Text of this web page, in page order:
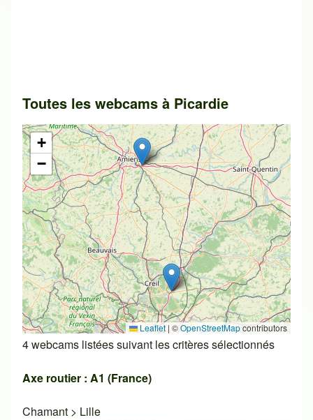
Toutes les webcams à Picardie
+
−
Leaflet | ©OpenStreetMapcontributors
4 webcams listées suivant les critères sélectionnés
Axe routier : A1 (France)
Chamant > Lille